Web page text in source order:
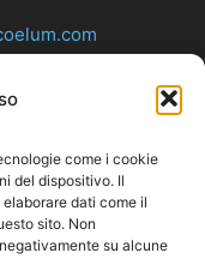
come i cookie
del dispositivo. Il
dati come il
sito. Non
su alcune